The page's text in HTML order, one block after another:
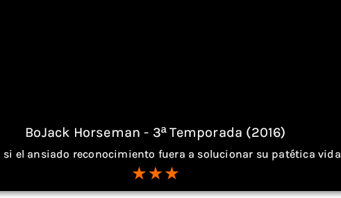
BoJack Horseman - 3ª Temporada (2016)
si el ansiado reconocimiento fuera a solucionar su patética vida